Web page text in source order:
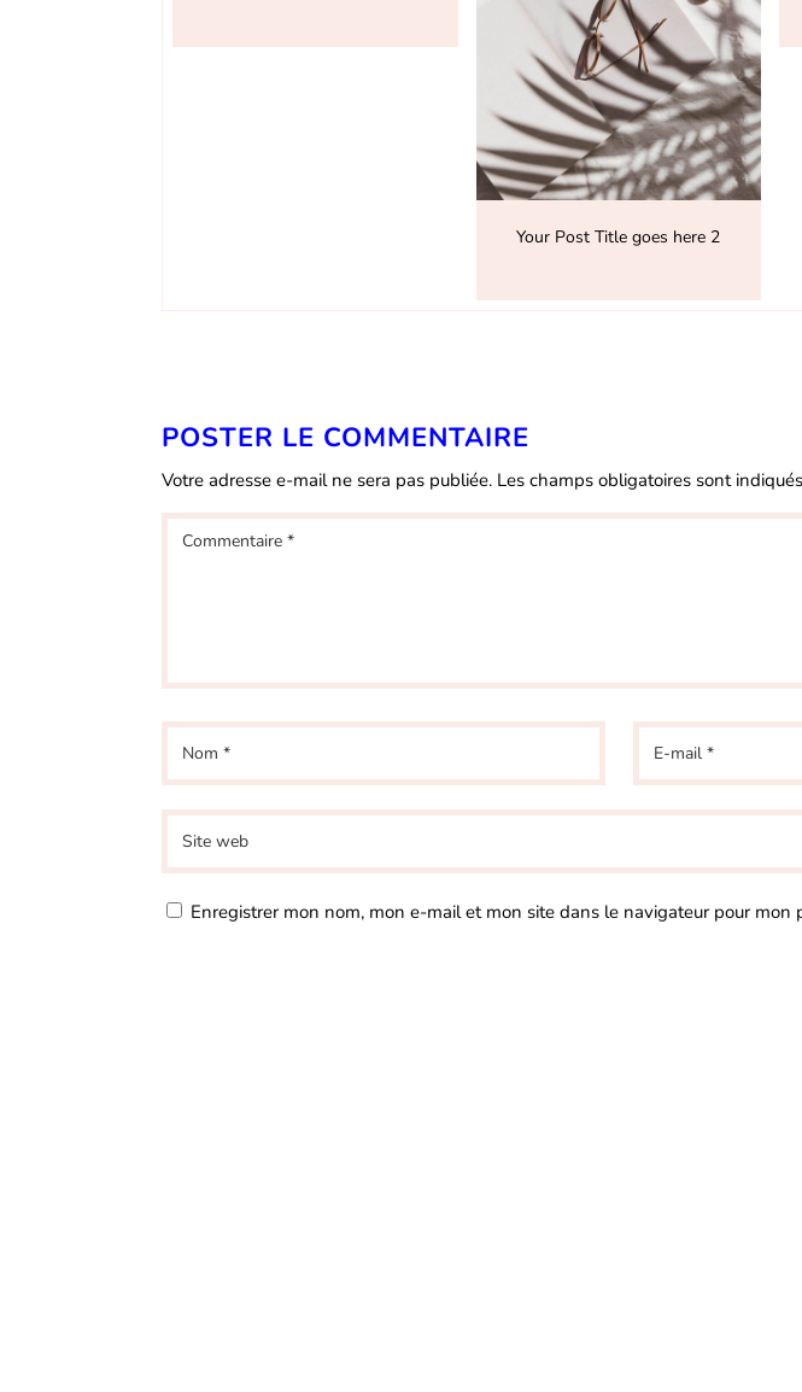
Your Post Title goes here 2
POSTER LE COMMENTAIRE
Votre adresse e-mail ne sera pas publiée. Les champs obligatoires sont
Enregistrer mon nom, mon e-mail et mon site dans le navigateur pour mon